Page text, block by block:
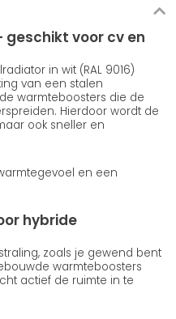
voor cv en
in wit (RAL 9016)
van een stalen
warmteboosters die de
Hierdoor wordt de
ook sneller en
en een
hybride
zoals je gewend bent
warmteboosters
actief de ruimte in te